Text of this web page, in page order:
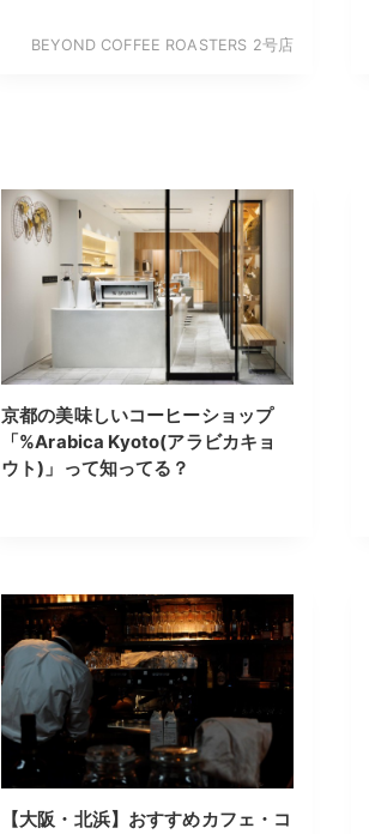
BEYOND COFFEE ROASTERS 2号店
京都の美味しいコーヒーショップ
「%Arabica Kyoto(アラビカキョ
ウト)」って知ってる？
【大阪・北浜】おすすめカフェ・コ